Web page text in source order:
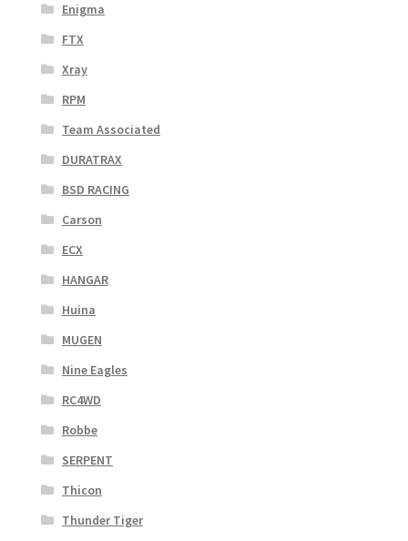
Enigma
FTX
Xray
RPM
Team Associated
DURATRAX
BSD RACING
Carson
ECX
HANGAR
Huina
MUGEN
Nine Eagles
RC4WD
Robbe
SERPENT
Thicon
Thunder Tiger